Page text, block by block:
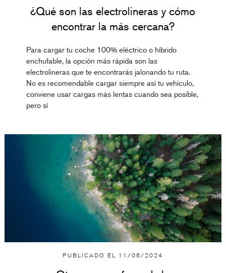
¿Qué son las electrolineras y cómo
encontrar la más cercana?
Para cargar tu coche 100% eléctrico o híbrido
enchufable, la opción más rápida son las
electrolineras que te encontrarás jalonando tu ruta.
No es recomendable cargar siempre así tu vehículo,
conviene usar cargas más lentas cuando sea posible,
pero sí
PUBLICADO EL 11/06/2024